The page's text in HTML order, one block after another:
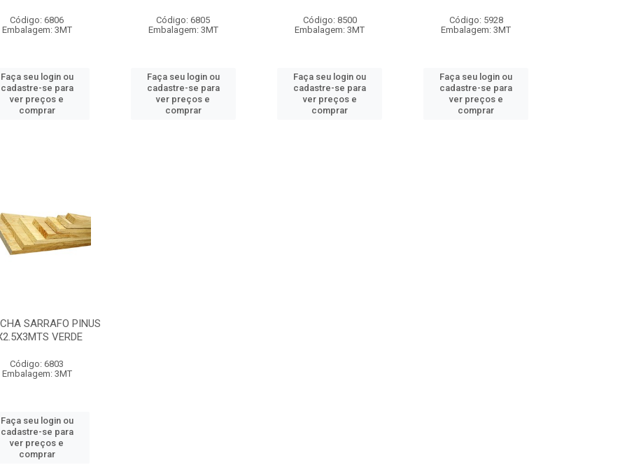
Código: 6806
Embalagem: 3MT
Faça seu login ou
cadastre-se para
ver preços e
comprar
Código: 6805
Embalagem: 3MT
Faça seu login ou
cadastre-se para
ver preços e
comprar
Código: 8500
Embalagem: 3MT
Faça seu login ou
cadastre-se para
ver preços e
comprar
Código: 5928
Embalagem: 3MT
Faça seu login ou
cadastre-se para
ver preços e
comprar
SARRAFO PINUS
VERDE
Código: 6803
Embalagem: 3MT
Faça seu login ou
cadastre-se para
ver preços e
comprar